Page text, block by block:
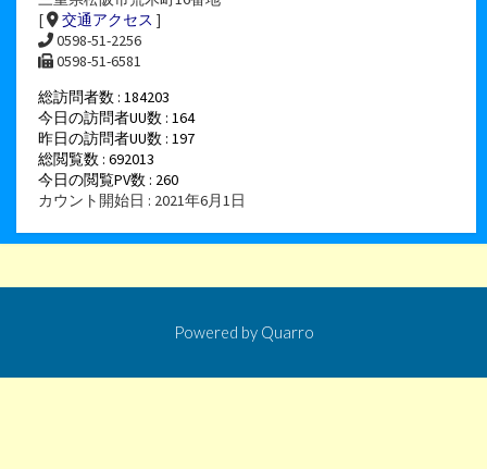
[
交通アクセス ]
0598-51-2256
0598-51-6581
総訪問者数 : 184203
今日の訪問者UU数 : 164
昨日の訪問者UU数 : 197
総閲覧数 : 692013
今日の閲覧PV数 : 260
カウント開始日 : 2021年6月1日
Powered by Quarro